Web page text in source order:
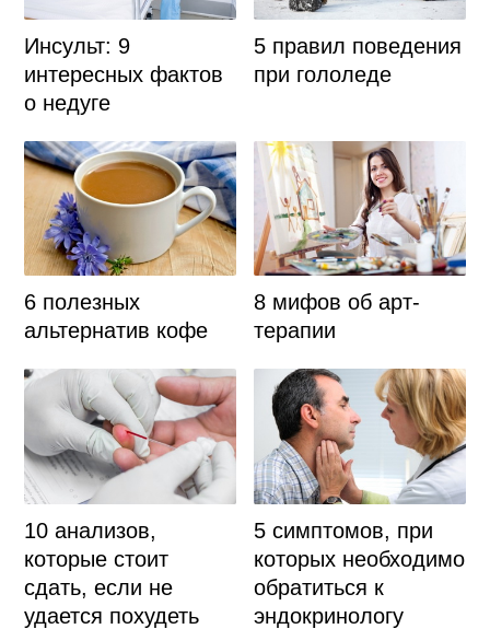
Инсульт: 9
интересных фактов
о недуге
5 правил поведения
при гололеде
6 полезных
альтернатив кофе
8 мифов об арт-
терапии
10 анализов,
которые стоит
сдать, если не
удается похудеть
5 симптомов, при
которых необходимо
обратиться к
эндокринологу